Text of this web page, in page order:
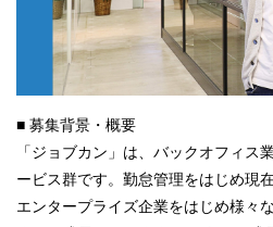
■ 募集背景・概要
「ジョブカン」は、バックオフィス
ービス群です。勤怠管理をはじめ現
エンタープライズ企業をはじめ様々